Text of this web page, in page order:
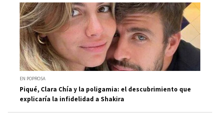
EN POPROSA
Piqué, Clara Chía y la poligamia: el descubrimiento que
explicaría la infidelidad a Shakira